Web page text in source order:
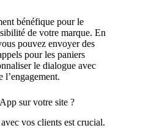
bénéfique pour le
de votre marque. En
pouvez envoyer des
pour les paniers
le dialogue avec
l’engagement.
sur votre site ?
vos clients est crucial.